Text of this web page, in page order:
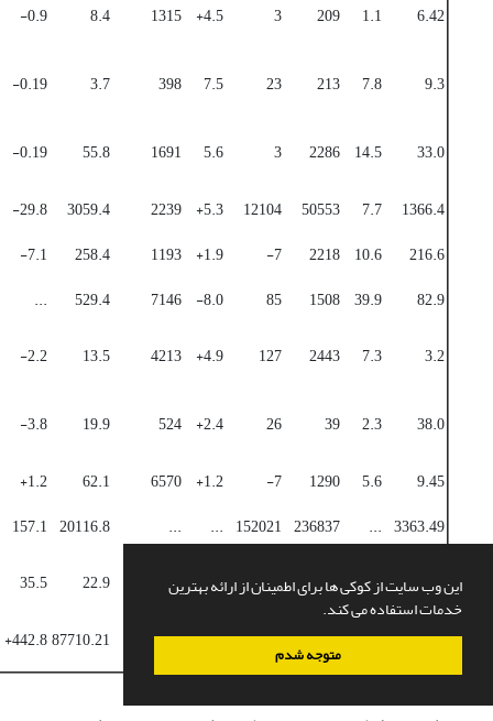
این وب سایت از کوکی ها برای اطمینان از ارائه بهترین
خدمات استفاده می کند.
متوجه شدم
6.42
1.1
209
3
4.5+
1315
8.4
0.9-
9.3
7.8
213
23
7.5
398
3.7
0.19-
33.0
14.5
2286
3
5.6
1691
55.8
0.19-
1366.4
7.7
50553
12104
5.3+
2239
3059.4
29.8-
216.6
10.6
2218
7-
1.9+
1193
258.4
7.1-
82.9
39.9
1508
85
8.0-
7146
529.4
...
3.2
7.3
2443
127
4.9+
4213
13.5
2.2-
38.0
2.3
39
26
2.4+
524
19.9
3.8-
9.45
5.6
1290
7-
1.2+
6570
62.1
1.2+
3363.49
...
236837
152021
...
...
20116.8
157.1
43.61
...
15.4
11.6
...
...
22.9
35.5
7713.5
3.1
1539900
1313700
2.6+
11371
87710.21
442.8+